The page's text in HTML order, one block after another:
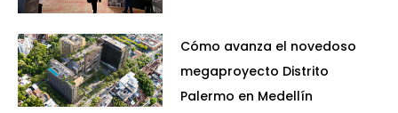
Cómo avanza el novedoso
megaproyecto Distrito
Palermo en Medellín